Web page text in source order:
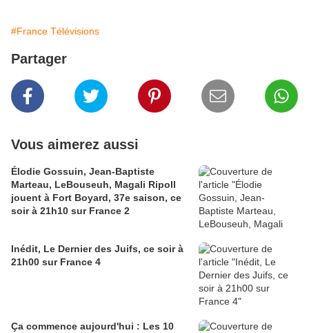
#France Télévisions
Partager
Vous aimerez aussi
Élodie Gossuin, Jean-Baptiste
Marteau, LeBouseuh, Magali Ripoll
jouent à Fort Boyard, 37e saison, ce
soir à 21h10 sur France 2
Inédit, Le Dernier des Juifs, ce soir à
21h00 sur France 4
Ça commence aujourd'hui : Les 10